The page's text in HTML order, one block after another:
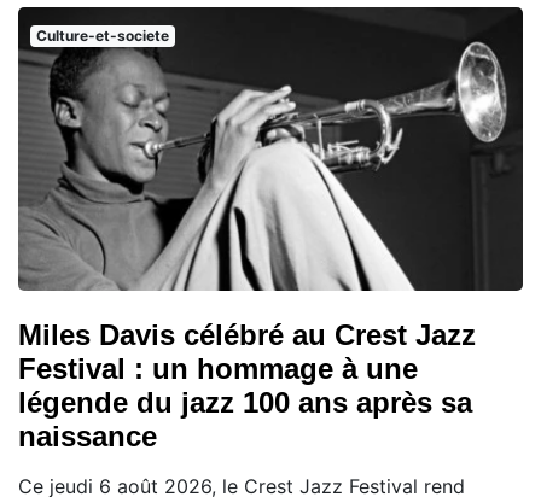
Culture-et-societe
Miles Davis célébré au Crest Jazz
Festival : un hommage à une
légende du jazz 100 ans après sa
naissance
Ce jeudi 6 août 2026, le Crest Jazz Festival rend